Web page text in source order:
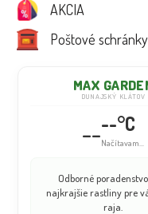
AKCIA
Poštové schránky
MAX
DUNAJSKÝ KLÁTOV
----°C
Načítavam...
Odborné
najkrajšie rastliny pre
raja.